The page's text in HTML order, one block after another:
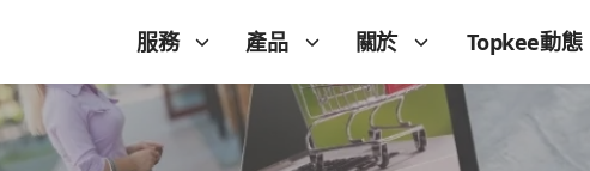
服務 產品 關於 Topkee動態